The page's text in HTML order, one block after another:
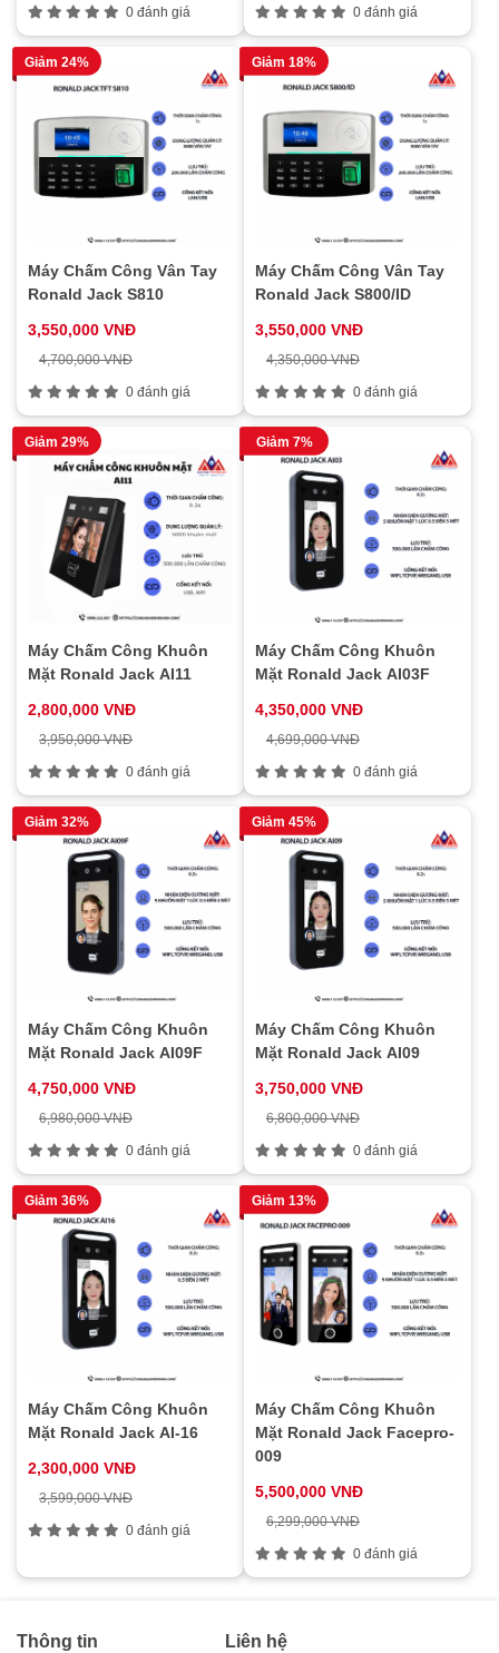
0 đánh giá 0 đánh giá
Giảm 24%
Máy Chấm Công Vân Tay
Ronald Jack S810
3,550,000 VNĐ
4,700,000 VNĐ
0 đánh giá
Giảm 18%
Máy Chấm Công Vân Tay
Ronald Jack S800/ID
3,550,000 VNĐ
4,350,000 VNĐ
0 đánh giá
Giảm 29%
Máy Chấm Công Khuôn
Mặt Ronald Jack AI11
2,800,000 VNĐ
3,950,000 VNĐ
0 đánh giá
Giảm 7%
Máy Chấm Công Khuôn
Mặt Ronald Jack AI03F
4,350,000 VNĐ
4,699,000 VNĐ
0 đánh giá
Giảm 32%
Máy Chấm Công Khuôn
Mặt Ronald Jack AI09F
4,750,000 VNĐ
6,980,000 VNĐ
0 đánh giá
Giảm 45%
Máy Chấm Công Khuôn
Mặt Ronald Jack AI09
3,750,000 VNĐ
6,800,000 VNĐ
0 đánh giá
Giảm 36%
Máy Chấm Công Khuôn
Mặt Ronald Jack AI-16
2,300,000 VNĐ
3,599,000 VNĐ
0 đánh giá
Giảm 13%
Máy Chấm Công Khuôn
Mặt Ronald Jack Facepro-
009
5,500,000 VNĐ
6,299,000 VNĐ
0 đánh giá
Thông tin Liên hệ